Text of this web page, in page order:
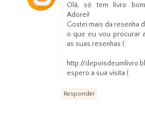
Olá, só tem livro
Adorei!
Gostei mais da resenha
o que eu vou procurar
as suas resenhas (:
http://
espero a sua visita (:
Responder